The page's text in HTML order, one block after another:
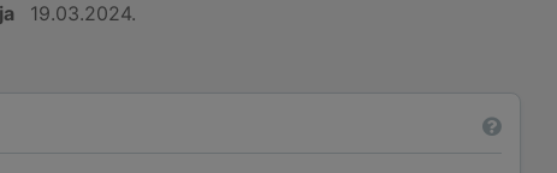
19.03.2024.